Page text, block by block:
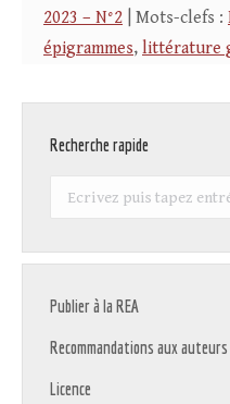
2023 – N°2 | Mots-clefs :
épigrammes, littérature
Recherche rapide
Recherche
Publier à la REA
Recommandations aux auteurs
Licence